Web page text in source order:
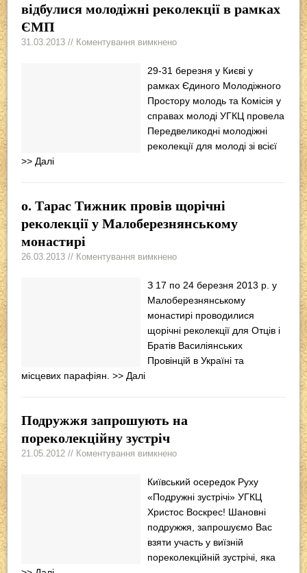
відбулися молодіжні реколекції в рамках
ЄМП
31.03.2013 // Коментування вимкнено
29-31 березня у Києві у
рамках Єдиного Молодіжного
Простору молодь та Комісія у
справах молоді УГКЦ провела
Передвеликодні молодіжні
реколекції для молоді зі всієї
>> Далі
о. Тарас Тижник провів щорічні
реколекції у Малоберезнянському
монастирі
26.03.2013 // Коментування вимкнено
З 17 по 24 березня 2013 р. у
Малоберезнянському
монастирі проводилися
щорічні реколекції для Отців і
Братів Василіянських
Провінцій в Україні та
місцевих парафіян.>> Далі
Подружжя запрошують на
пореколекційну зустріч
21.05.2012 // Коментування вимкнено
Київський осередок Руху
«Подружні зустрічі» УГКЦ
Христос Воскрес! Шановні
подружжя, запрошуємо Вас
взяти участь у виїзній
пореколекційній зустрічі, яка